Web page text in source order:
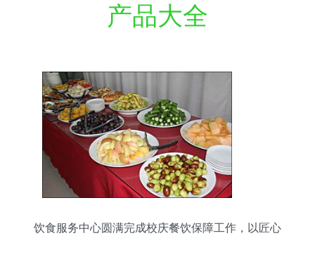
产品大全
饮食服务中心圆满完成校庆餐饮保障工作，以匠心